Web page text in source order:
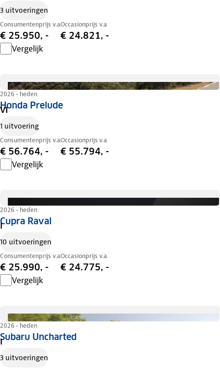
3 uitvoeringen
Consumentenprijs v.a
€ 25.950, -
Occasionprijs v.a
€ 24.821, -
Vergelijk
Honda Prelude
2026 - heden
VI
1 uitvoering
Consumentenprijs v.a
€ 56.764, -
Occasionprijs v.a
€ 55.794, -
Vergelijk
Cupra Raval
2026 - heden
I
10 uitvoeringen
Consumentenprijs v.a
€ 25.990, -
Occasionprijs v.a
€ 24.775, -
Vergelijk
Subaru Uncharted
2026 - heden
I
3 uitvoeringen